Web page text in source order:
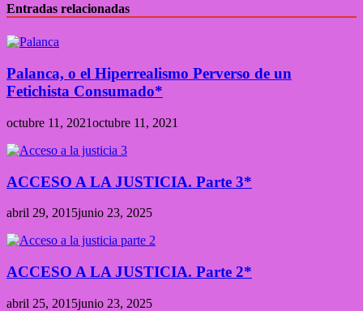
Entradas relacionadas
Palanca, o el Hiperrealismo Perverso de un
Fetichista Consumado*
octubre 11, 2021octubre 11, 2021
ACCESO A LA JUSTICIA. Parte 3*
abril 29, 2015junio 23, 2025
ACCESO A LA JUSTICIA. Parte 2*
abril 25, 2015junio 23, 2025